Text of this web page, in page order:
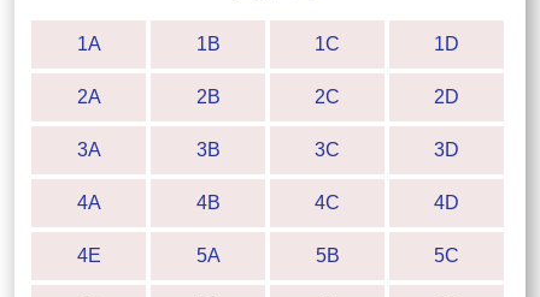
1A 1B 1C 1D
2A 2B 2C 2D
3A 3B 3C 3D
4A 4B 4C 4D
4E 5A 5B 5C